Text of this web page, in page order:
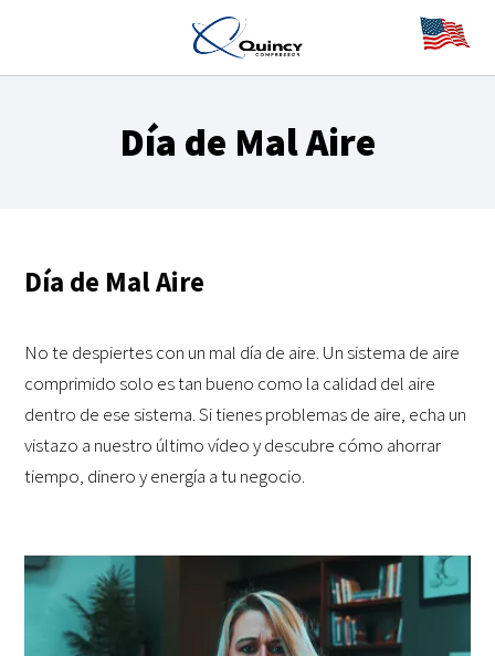
Día de Mal Aire
Día de Mal Aire
No te despiertes con un mal día de aire. Un sistema de aire
comprimido solo es tan bueno como la calidad del aire
dentro de ese sistema. Si tienes problemas de aire, echa un
vistazo a nuestro último vídeo y descubre cómo ahorrar
tiempo, dinero y energía a tu negocio.